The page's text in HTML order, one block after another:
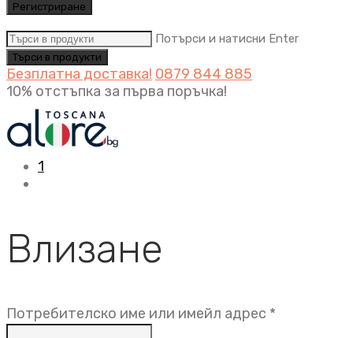
Регистриране
Потърси и натисни Enter
Безплатна доставка! 0879 844 885
10% отстъпка за първа поръчка!
1
Влизане
Потребителско име или имейл адрес *